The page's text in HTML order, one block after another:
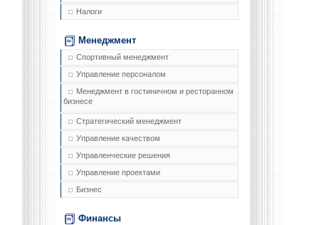
Налоги
Менеджмент
Спортивный менеджмент
Управление персоналом
Менеджмент в гостиничном и ресторанном
бизнесе
Стратегический менеджмент
Управление качеством
Управленческие решения
Управление проектами
Бизнес
Финансы